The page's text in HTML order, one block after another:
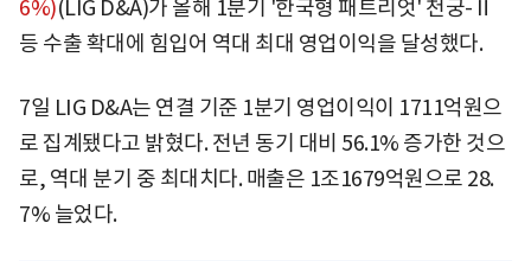
6%)(LIG D&A)가 올해 1분기 '한국형 패트리엇' 천궁-Ⅱ
등 수출 확대에 힘입어 역대 최대 영업이익을 달성했다.
7일 LIG D&A는 연결 기준 1분기 영업이익이 1711억원으
로 집계됐다고 밝혔다. 전년 동기 대비 56.1% 증가한 것으
로, 역대 분기 중 최대치다. 매출은 1조1679억원으로 28.
7% 늘었다.